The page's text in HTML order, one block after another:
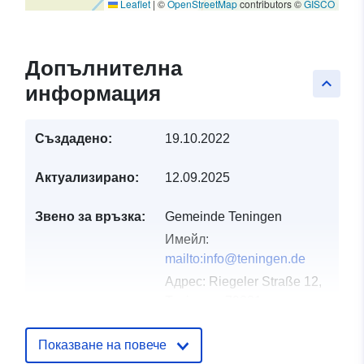
Leaflet | ©OpenStreetMapcontributors ©GISCO
keyboard_arrow_up
Допълнителна
информация
Създадено: 19.10.2022
Актуализирано: 12.09.2025
Звено за връзка:
Gemeinde Teningen
Имейл:
mailto:info@teningen.de
Адрес: Riegeler Straße 12,
URL адрес:
Показване на повече